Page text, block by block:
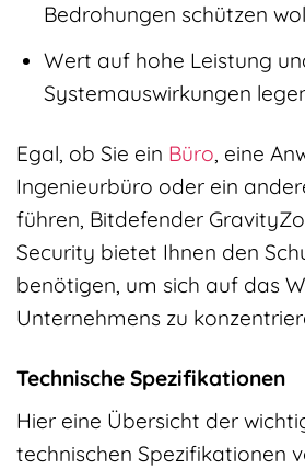
Bedrohungen schützen
Wert auf hohe Leistung
Systemauswirkungen
Egal, ob Sie ein Büro, eine
Ingenieurbüro oder ein
führen, Bitdefender
Security bietet Ihnen den
benötigen, um sich auf das
Unternehmens zu
Technische Spezifikationen
Hier eine Übersicht der
technischen Spezifikationen